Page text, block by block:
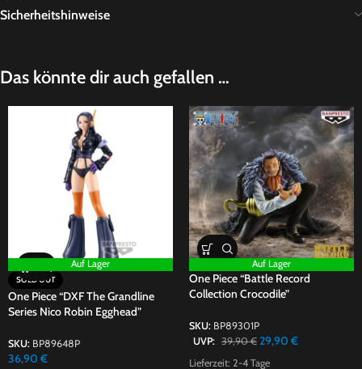
Sicherheitshinweise
Das könnte dir auch gefallen …
Auf Lager
SOLD OUT
One Piece “DXF The Grandline
Series Nico Robin Egghead”
SKU: BP89648P
36,90 €
Auf Lager
One Piece “Battle Record
Collection Crocodile”
SKU: BP89301P
UVP: 39,90€ 29,90 €
Lieferzeit: 2-4 Tage